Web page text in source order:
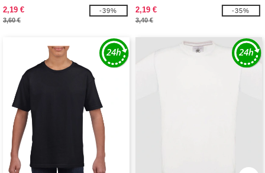
2,19 €
3,60 €
-39%
2,19 €
3,40 €
-35%